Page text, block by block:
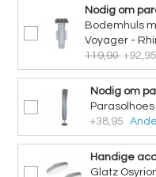
Nodig om
Bodemhuls
Voyager -
119,90 +92,95
Nodig om
+38,95
Handige
Glatz